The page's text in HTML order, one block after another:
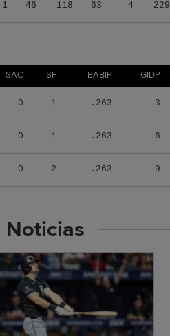
1 46 118 63 4 229
SAC SF BABIP GIDP
0 1 .263 3
0 1 .263 6
0 2 .263 9
Noticias